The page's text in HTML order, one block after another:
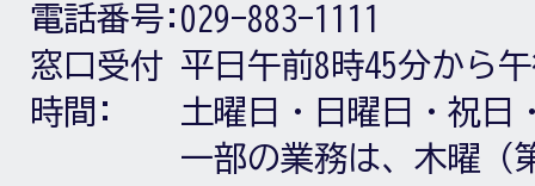
電話番号: 029-883-1111
窓口受付
時間:
平日午前8時45分から
土曜日・日曜日・祝日
一部の業務は、木曜（